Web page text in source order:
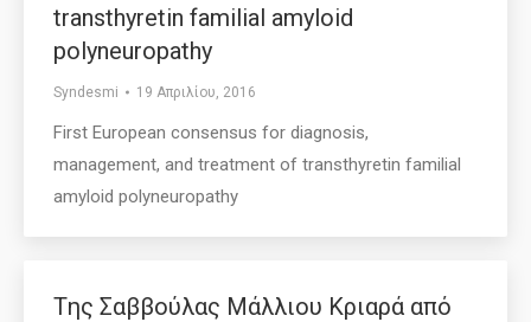
transthyretin familial amyloid
polyneuropathy
Syndesmi 19 Απριλίου, 2016
First European consensus for diagnosis,
management, and treatment of transthyretin familial
amyloid polyneuropathy
Tης Σαββούλας Μάλλιου Κριαρά από